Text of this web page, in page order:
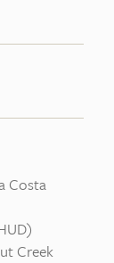
Costa
Creek